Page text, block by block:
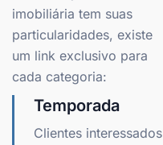
imobiliária tem suas
particularidades, existe
um link exclusivo para
cada categoria:
Temporada
Clientes interessados